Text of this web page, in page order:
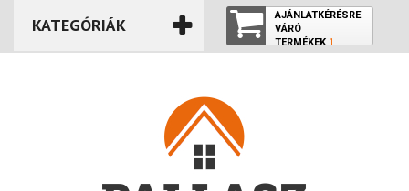
KATEGÓRIÁK
AJÁNLATKÉRÉSRE
VÁRÓ
TERMÉKEK 1
TERMÉK